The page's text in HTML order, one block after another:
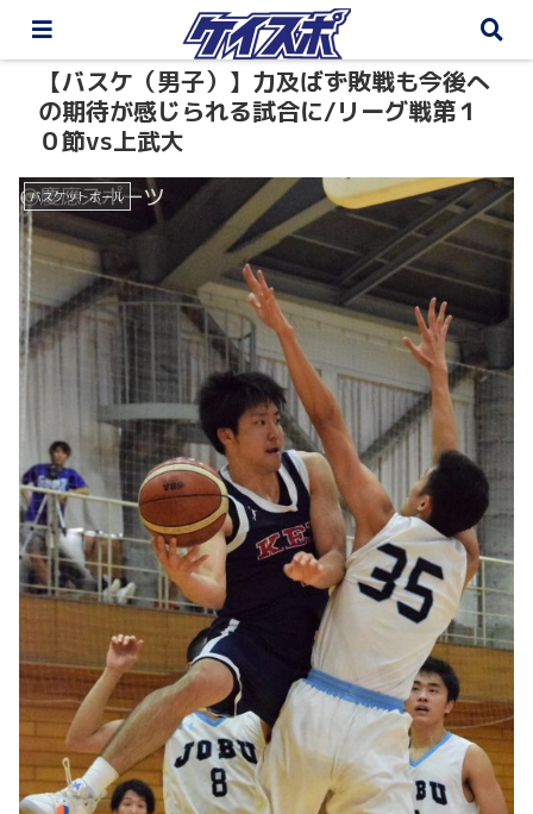
【バスケ（男子）】力及ばず敗戦も今後へ
の期待が感じられる試合に/リーグ戦第１
０節vs上武大
バスケットボール